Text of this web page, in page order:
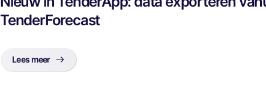
TenderForecast
Lees meer